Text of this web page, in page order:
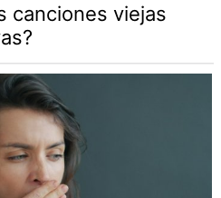
canciones viejas